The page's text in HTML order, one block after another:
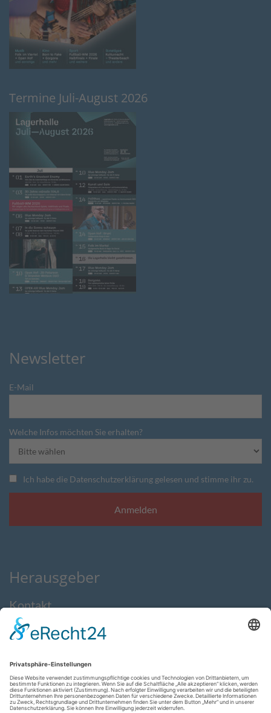
Termine Juli-August 2026
Newsletter
E-Mail
Welche Infos möchten Sie erhalten?
Ich habe die Datenschutzerklärung gelesen und stimme ihr zu.
Herausgeber
Kontakt
Impressum
AGB
Feedback